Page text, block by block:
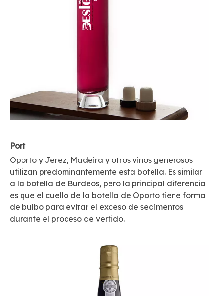
Port
Oporto y Jerez, Madeira y otros vinos generosos
utilizan predominantemente esta botella. Es similar
a la botella de Burdeos, pero la principal diferencia
es que el cuello de la botella de Oporto tiene forma
de bulbo para evitar el exceso de sedimentos
durante el proceso de vertido.